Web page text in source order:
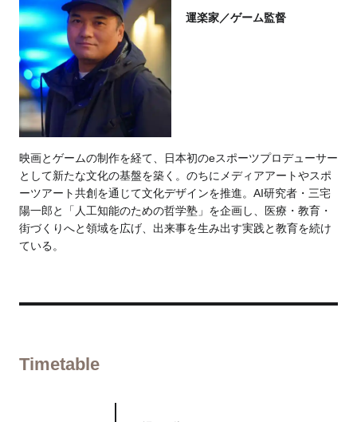
運楽家／ゲーム監督
映画とゲームの制作を経て、日本初のeスポーツプロデューサー
として新たな文化の基盤を築く。のちにメディアアートやスポ
ーツアート共創を通じて文化デザインを推進。AI研究者・三宅
陽一郎と「人工知能のための哲学塾」を企画し、医療・教育・
街づくりへと領域を広げ、出来事を生み出す実践と教育を続け
ている。
Timetable